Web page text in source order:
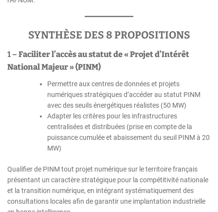
SYNTHÈSE DES 8 PROPOSITIONS
1 – Faciliter l’accès au statut de « Projet d’Intérêt
National Majeur » (PINM)
Permettre aux centres de données et projets
numériques stratégiques d’accéder au statut PINM
avec des seuils énergétiques réalistes (50 MW)
Adapter les critères pour les infrastructures
centralisées et distribuées (prise en compte de la
puissance cumulée et abaissement du seuil PINM à 20
MW)
Qualifier de PINM tout projet numérique sur le territoire français
présentant un caractère stratégique pour la compétitivité nationale
et la transition numérique, en intégrant systématiquement des
consultations locales afin de garantir une implantation industrielle